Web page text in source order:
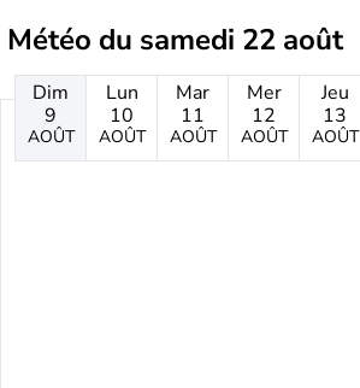
Météo du samedi 22 août
Dim
9
AOÛT
Lun
10
AOÛT
Mar
11
AOÛT
Mer
12
AOÛT
Jeu
13
AOÛT